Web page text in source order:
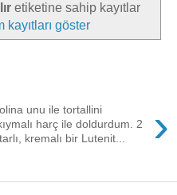
etiketine sahip kayıtlar
kayıtları göster
›
unu ile tortallini
harç ile doldurdum. 2
kremalı bir Lutenit...